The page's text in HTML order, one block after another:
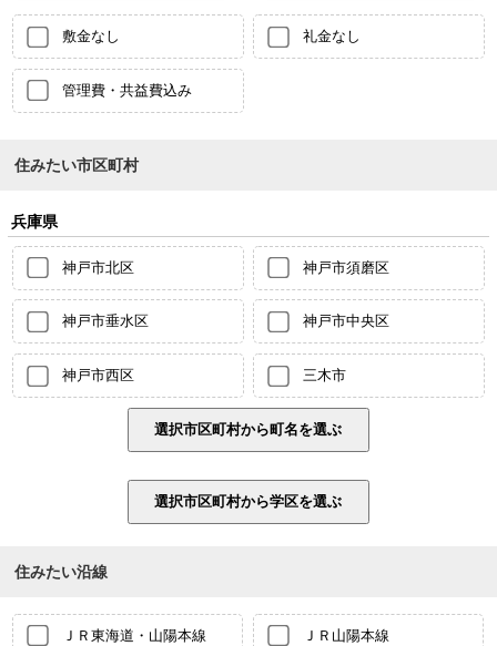
敷金なし 礼金なし
管理費・共益費込み
住みたい市区町村
兵庫県
神戸市北区 神戸市須磨区
神戸市垂水区 神戸市中央区
神戸市西区 三木市
住みたい沿線
ＪＲ東海道・山陽本線 ＪＲ山陽本線